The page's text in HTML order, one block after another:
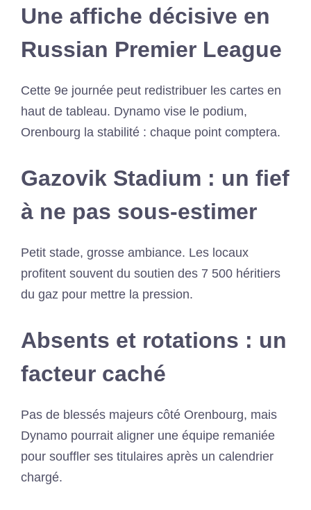
Une affiche décisive en
Russian Premier League
Cette 9e journée peut redistribuer les cartes en
haut de tableau. Dynamo vise le podium,
Orenbourg la stabilité : chaque point comptera.
Gazovik Stadium : un fief
à ne pas sous-estimer
Petit stade, grosse ambiance. Les locaux
profitent souvent du soutien des 7 500 héritiers
du gaz pour mettre la pression.
Absents et rotations : un
facteur caché
Pas de blessés majeurs côté Orenbourg, mais
Dynamo pourrait aligner une équipe remaniée
pour souffler ses titulaires après un calendrier
chargé.